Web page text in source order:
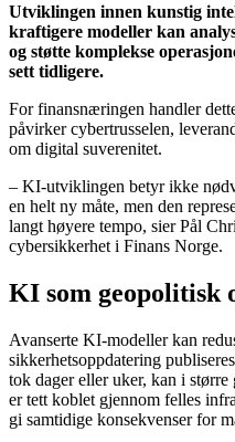
Utviklingen innen kunstig
kraftigere modeller kan
og støtte komplekse
sett tidligere.
For finansnæringen handler
påvirker cybertrusselen,
om digital suverenitet.
– KI-utviklingen betyr ikke
en helt ny måte, men den
langt høyere tempo, sier Pål
cybersikkerhet i Finans Norge.
KI som geopolitisk
Avanserte KI-modeller kan
sikkerhetsoppdatering
tok dager eller uker, kan i
er tett koblet gjennom felles
gi samtidige konsekvenser for